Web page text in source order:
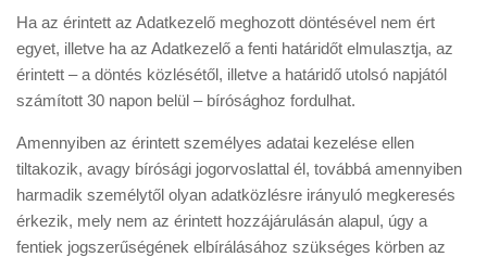
​Ha az érintett az Adatkezelő meghozott döntésével nem ért
egyet, illetve ha az Adatkezelő a fenti határidőt elmulasztja, az
érintett – a döntés közlésétől, illetve a határidő utolsó napjától
számított 30 napon belül – bírósághoz fordulhat.
​Amennyiben az érintett személyes adatai kezelése ellen
tiltakozik, avagy bírósági jogorvoslattal él, továbbá amennyiben
harmadik személytől olyan adatközlésre irányuló megkeresés
érkezik, mely nem az érintett hozzájárulásán alapul, úgy a
fentiek jogszerűségének elbírálásához szükséges körben az